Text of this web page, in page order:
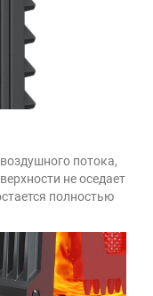
потока,
не оседает
полностью